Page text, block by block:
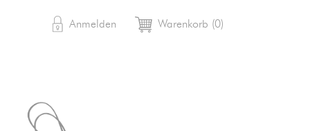
 Anmelden shopping_cart Warenkorb (0)